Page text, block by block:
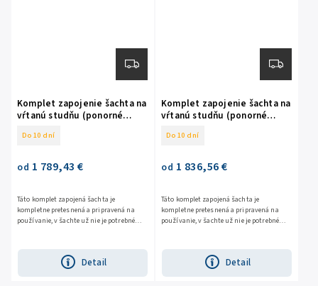
Komplet zapojenie šachta na
vŕtanú studňu (ponorné
Do 10 dní
od 1 789,43 €
Detail
Táto komplet zapojená šachta je
kompletne pretesnená a pripravená na
používanie, v šachte už nie je potrebné
Komplet zapojenie šachta na
vŕtanú studňu (ponorné
Do 10 dní
od 1 836,56 €
Detail
Táto komplet zapojená šachta je
kompletne pretesnená a pripravená na
používanie, v šachte už nie je potrebné